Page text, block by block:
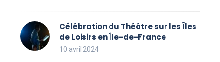
Célébration du Théâtre sur les Îles
de Loisirs en Île-de-France
10 avril 2024